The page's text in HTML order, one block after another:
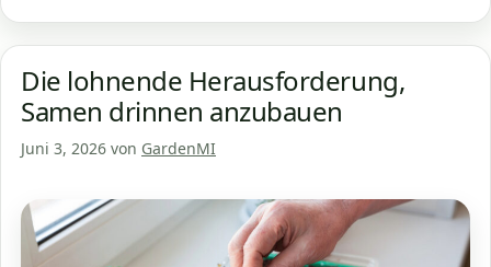
Die lohnende Herausforderung,
Samen drinnen anzubauen
Juni 3, 2026 von GardenMI